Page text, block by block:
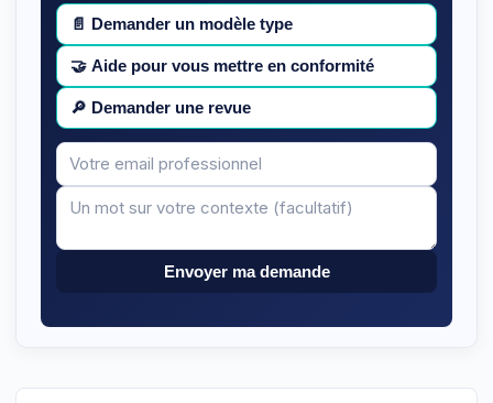
📄 Demander un modèle type
🤝 Aide pour vous mettre en conformité
🔎 Demander une revue
Votre
email
Message
Envoyer ma demande